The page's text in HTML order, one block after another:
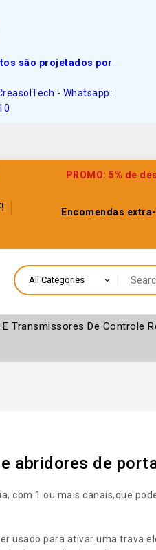
são projetados por
- Whatsapp:
PROMO: 5% de
Encomendas
Transmissores De Controle
abridores de
, com 1 ou mais canais,que
usado para ativar uma trava